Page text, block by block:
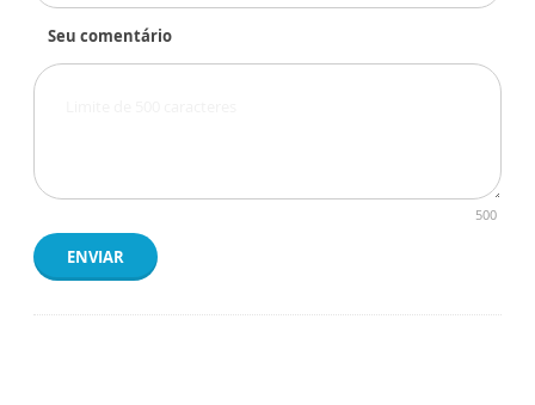
Seu comentário
500
ENVIAR